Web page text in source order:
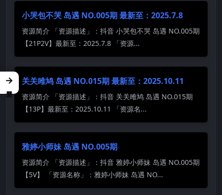
小哭包不哭 岛遇 NO.005期 最新至：2025.7.8
资源简介 「资源描述」：抖音 小哭包不哭 岛遇 NO.005期
【21P2V】最新至：2025.7.8 「资源...
关关雎鸠 岛遇 NO.015期 最新至：2025.10.11
资源简介 「资源描述」：抖音 关关雎鸠 岛遇 NO.015期
【13P】最新至：2025.10.11 「资源名...
雅婷小师妹 岛遇 NO.005期
资源简介 「资源描述」：抖音 雅婷小师妹 岛遇 NO.005期
【5V】 「资源名称」：雅婷小师妹 岛遇 NO...
→